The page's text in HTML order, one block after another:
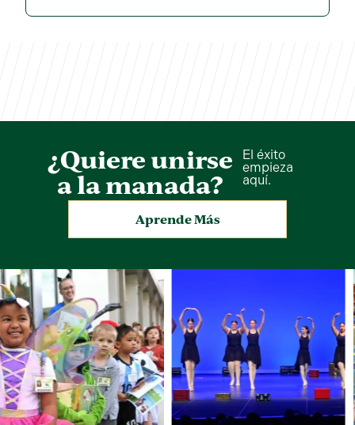
¿Quiere unirse
a la manada?
El éxito
empieza
aquí.
Aprende Más